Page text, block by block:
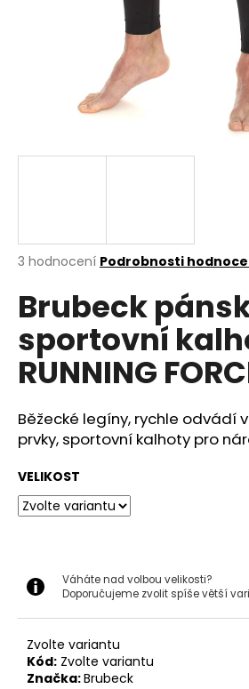
Průměrné
produktu
je
z
5
hvězdiček.
3 hodnocení Podrobnosti
Brubeck
sportovní
RUNNING
Běžecké legíny, rychle odvádí
prvky, sportovní kalhoty pro
VELIKOST
Váháte nad volbou velikosti?
Doporučujeme zvolit spíše větší
Zvolte variantu
Kód: Zvolte variantu
Značka:Brubeck
o
p
o
r
u
u
j
m
e
TRIČKO
EXTREME
ZIPEM
LS1609W